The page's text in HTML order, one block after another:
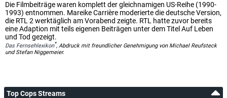
Die Filmbeiträge waren komplett der gleichnamigen US-Reihe (1990-
1993) entnommen. Mareike Carrière moderierte die deutsche Version,
die RTL 2 werktäglich am Vorabend zeigte. RTL hatte zuvor bereits
eine Adaption mit teils eigenen Beiträgen unter dem Titel Auf Leben
und Tod gezeigt.
Das Fernsehlexikon*, Abdruck mit freundlicher Genehmigung von Michael Reufsteck
und Stefan Niggemeier.
Top Cops Streams